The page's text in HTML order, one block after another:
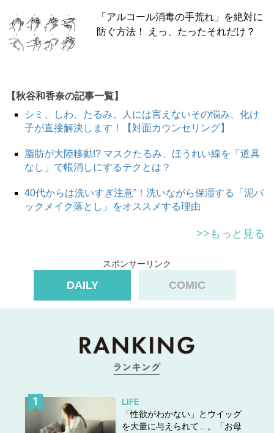
「アルコール消毒の手荒れ」を絶対に
防ぐ方法！ えっ、たったそれだけ？
【秋谷和香奈の記事一覧】
シミ、しわ、たるみ。人には言えないその悩み、化け
子が直接解決します！【対面カウンセリング】
脂肪が大陸移動!? マスクたるみ、ほうれい線を「道具
なし」で帳消しにするテクとは？
40代からは洗いすぎ注意”！洗いながら保湿する「泥パ
ックメイク落とし」をオススメする理由
>>もっと見る
スポンサーリンク
DAILY COMIC
LIFE
「性欲がわかない」とウイッグ
を大量に与えられて…。「お母